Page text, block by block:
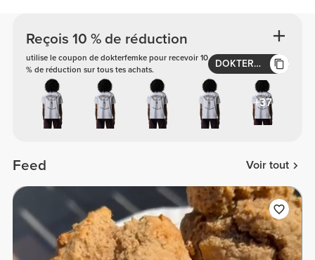
Reçois 10 % de réduction
utilise le coupon de dokterfemke pour recevoir 10
% de réduction sur tous tes achats.
DOKTERFEMKE
+37
Feed Voir tout